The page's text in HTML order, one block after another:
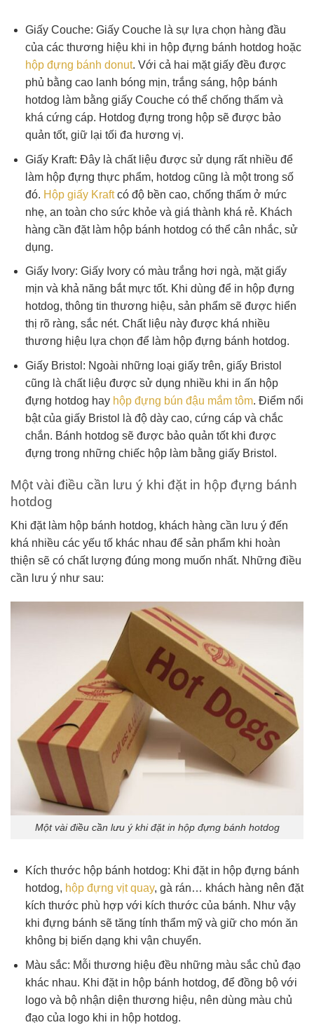
Giấy Couche: Giấy Couche là sự lựa chọn hàng đầu
của các thương hiệu khi in hộp đựng bánh hotdog hoặc
hộp đựng bánh donut. Với cả hai mặt giấy đều được
phủ bằng cao lanh bóng mịn, trắng sáng, hộp bánh
hotdog làm bằng giấy Couche có thể chống thấm và
khá cứng cáp. Hotdog đựng trong hộp sẽ được bảo
quản tốt, giữ lại tối đa hương vị.
Giấy Kraft: Đây là chất liệu được sử dụng rất nhiều để
làm hộp đựng thực phẩm, hotdog cũng là một trong số
đó. Hộp giấy Kraftcó độ bền cao, chống thấm ở mức
nhẹ, an toàn cho sức khỏe và giá thành khá rẻ. Khách
hàng cần đặt làm hộp bánh hotdog có thể cân nhắc, sử
dụng.
Giấy Ivory: Giấy Ivory có màu trắng hơi ngà, mặt giấy
mịn và khả năng bắt mực tốt. Khi dùng để in hộp đựng
hotdog, thông tin thương hiệu, sản phẩm sẽ được hiển
thị rõ ràng, sắc nét. Chất liệu này được khá nhiều
thương hiệu lựa chọn để làm hộp đựng bánh hotdog.
Giấy Bristol: Ngoài những loại giấy trên, giấy Bristol
cũng là chất liệu được sử dụng nhiều khi in ấn hộp
đựng hotdog hay hộp đựng bún đậu mắm tôm. Điểm nổi
bật của giấy Bristol là độ dày cao, cứng cáp và chắc
chắn. Bánh hotdog sẽ được bảo quản tốt khi được
đựng trong những chiếc hộp làm bằng giấy Bristol.
Một vài điều cần lưu ý khi đặt in hộp đựng bánh
hotdog
Khi đặt làm hộp bánh hotdog, khách hàng cần lưu ý đến
khá nhiều các yếu tố khác nhau để sản phẩm khi hoàn
thiện sẽ có chất lượng đúng mong muốn nhất. Những điều
cần lưu ý như sau:
Một vài điều cần lưu ý khi đặt in hộp đựng bánh hotdog
Kích thước hộp bánh hotdog: Khi đặt in hộp đựng bánh
hotdog, hộp đựng vịt quay, gà rán… khách hàng nên đặt
kích thước phù hợp với kích thước của bánh. Như vậy
khi đựng bánh sẽ tăng tính thẩm mỹ và giữ cho món ăn
không bị biến dạng khi vận chuyển.
Màu sắc: Mỗi thương hiệu đều những màu sắc chủ đạo
khác nhau. Khi đặt in hộp bánh hotdog, để đồng bộ với
logo và bộ nhận diện thương hiệu, nên dùng màu chủ
đạo của logo khi in hộp hotdog.